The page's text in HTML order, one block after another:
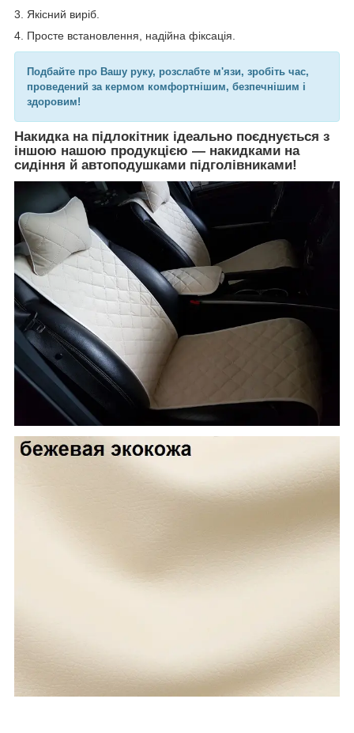
3. Якісний виріб.
4. Просте встановлення, надійна фіксація.
Подбайте про Вашу руку, розслабте м'язи, зробіть час,
проведений за кермом комфортнішим, безпечнішим і
здоровим!
Накидка на підлокітник ідеально поєднується з
іншою нашою продукцією — накидками на
сидіння й автоподушками підголівниками!